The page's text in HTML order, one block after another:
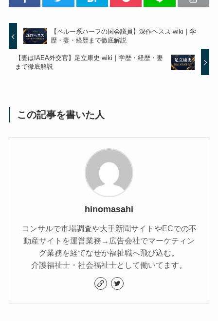
【ペルー系ハーフの国会議員】深作ヘスス wiki｜学
歴・妻・経歴まで徹底解説
【妻はIAEA外交官】足立康史 wiki｜学歴・経歴・妻
まで徹底解説
この記事を書いた人
hinomasahi
コンサルで市場調査や大手新聞サイトやECでの不
動産サイトを運営業務→広告会社でマーケティン
グ業務を経てなぜか福祉職へ飛び込む。
介護福祉士・社会福祉士として働いてます。